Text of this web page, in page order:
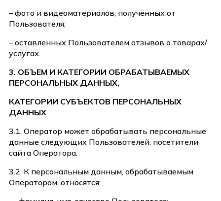
– фото и видеоматериалов, полученных от
Пользователя;
– оставленных Пользователем отзывов о товарах/
услугах.
3. ОБЪЕМ И КАТЕГОРИИ ОБРАБАТЫВАЕМЫХ
ПЕРСОНАЛЬНЫХ ДАННЫХ,
КАТЕГОРИИ СУБЪЕКТОВ ПЕРСОНАЛЬНЫХ
ДАННЫХ
3.1. Оператор может обрабатывать персональные
данные следующих Пользователей: посетители
сайта Оператора.
3.2. К персональным данным, обрабатываемым
Оператором, относятся: